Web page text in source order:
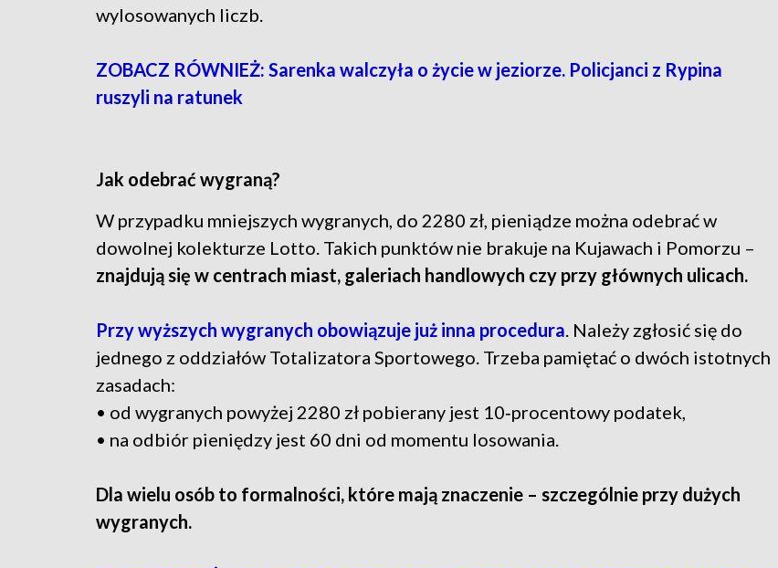
wylosowanych liczb.
ZOBACZ RÓWNIEŻ: Sarenka walczyła o życie w jeziorze. Policjanci z Rypina
ruszyli na ratunek
Jak odebrać wygraną?
W przypadku mniejszych wygranych, do 2280 zł, pieniądze można odebrać w
dowolnej kolekturze Lotto. Takich punktów nie brakuje na Kujawach i Pomorzu –
znajdują się w centrach miast, galeriach handlowych czy przy głównych ulicach.
Przy wyższych wygranych obowiązuje już inna procedura. Należy zgłosić się do
jednego z oddziałów Totalizatora Sportowego. Trzeba pamiętać o dwóch istotnych
zasadach:
• od wygranych powyżej 2280 zł pobierany jest 10‑procentowy podatek,
• na odbiór pieniędzy jest 60 dni od momentu losowania.
Dla wielu osób to formalności, które mają znaczenie – szczególnie przy dużych
wygranych.